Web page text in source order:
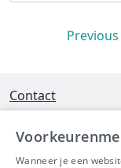
Previous
Contact
Interleuvenlaan
Tel 016/390490
Wanneer je een